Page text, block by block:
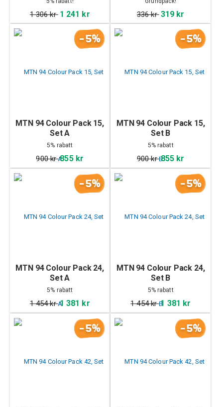
1 306 kr 1 241 kr 336 kr319 kr
-5%
MTN 94 Colour Pack 15,
Set A
5% rabatt
900 kr855 kr
-5%
MTN 94 Colour Pack 15,
Set B
5% rabatt
900 kr855 kr
-5%
MTN 94 Colour Pack 24,
Set A
5% rabatt
1 454 kr1 381 kr
-5%
MTN 94 Colour Pack 24,
Set B
5% rabatt
1 454 kr1 381 kr
-5% -5%